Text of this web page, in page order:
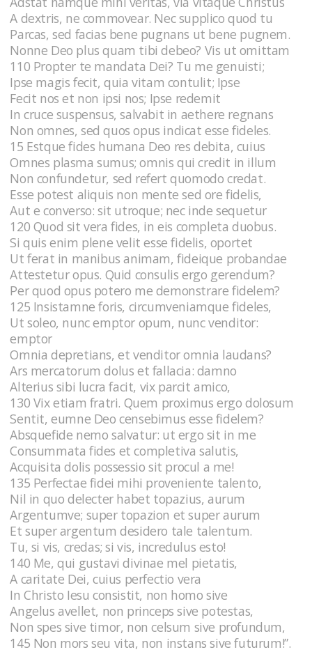
A dextris, ne commovear. Nec supplico quod tu
Parcas, sed facias bene pugnans ut bene pugnem.
Nonne Deo plus quam tibi debeo? Vis ut omittam
110 Propter te mandata Dei? Tu me genuisti;
Ipse magis fecit, quia vitam contulit; Ipse
Fecit nos et non ipsi nos; Ipse redemit
In cruce suspensus, salvabit in aethere regnans
Non omnes, sed quos opus indicat esse fideles.
15 Estque fides humana Deo res debita, cuius
Omnes plasma sumus; omnis qui credit in illum
Non confundetur, sed refert quomodo credat.
Esse potest aliquis non mente sed ore fidelis,
Aut e converso: sit utroque; nec inde sequetur
120 Quod sit vera fides, in eis completa duobus.
Si quis enim plene velit esse fidelis, oportet
Ut ferat in manibus animam, fideique probandae
Attestetur opus. Quid consulis ergo gerendum?
Per quod opus potero me demonstrare fidelem?
125 Insistamne foris, circumveniamque fideles,
Ut soleo, nunc emptor opum, nunc venditor:
emptor
Omnia depretians, et venditor omnia laudans?
Ars mercatorum dolus et fallacia: damno
Alterius sibi lucra facit, vix parcit amico,
130 Vix etiam fratri. Quem proximus ergo dolosum
Sentit, eumne Deo censebimus esse fidelem?
Absquefide nemo salvatur: ut ergo sit in me
Consummata fides et completiva salutis,
Acquisita dolis possessio sit procul a me!
135 Perfectae fidei mihi proveniente talento,
Nil in quo delecter habet topazius, aurum
Argentumve; super topazion et super aurum
Et super argentum desidero tale talentum.
Tu, si vis, credas; si vis, incredulus esto!
140 Me, qui gustavi divinae mel pietatis,
A caritate Dei, cuius perfectio vera
In Christo Iesu consistit, non homo sive
Angelus avellet, non princeps sive potestas,
Non spes sive timor, non celsum sive profundum,
145 Non mors seu vita, non instans sive futurum!”.